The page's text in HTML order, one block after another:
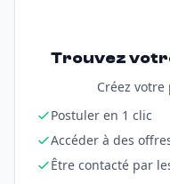
Trouvez
Créez votre
Postuler en 1 clic
Accéder à des
Être contacté par